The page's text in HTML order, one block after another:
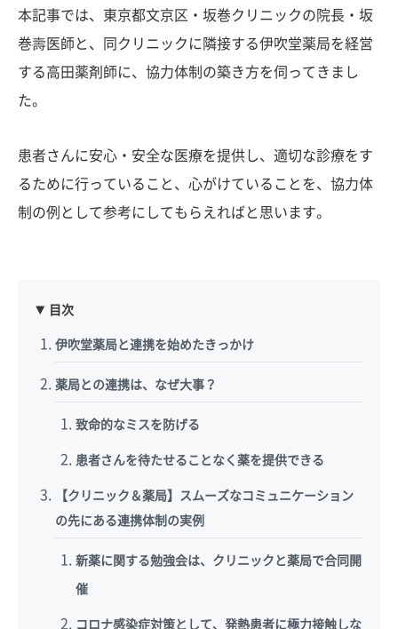
本記事では、東京都文京区・坂巻クリニックの院長・坂
巻壽医師と、同クリニックに隣接する伊吹堂薬局を経営
する高田薬剤師に、協力体制の築き方を伺ってきまし
た。
患者さんに安心・安全な医療を提供し、適切な診療をす
るために行っていること、心がけていることを、協力体
制の例として参考にしてもらえればと思います。
目次
伊吹堂薬局と連携を始めたきっかけ
薬局との連携は、なぜ大事？
致命的なミスを防げる
患者さんを待たせることなく薬を提供できる
【クリニック＆薬局】スムーズなコミュニケーション
の先にある連携体制の実例
新薬に関する勉強会は、クリニックと薬局で合同開
催
コロナ感染症対策として、発熱患者に極力接触しな